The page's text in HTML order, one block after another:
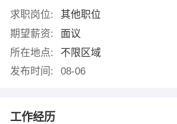
求职岗位:
其他职位
期望薪资:
面议
所在地点:
不限区域
发布时间:
08-06
工作经历